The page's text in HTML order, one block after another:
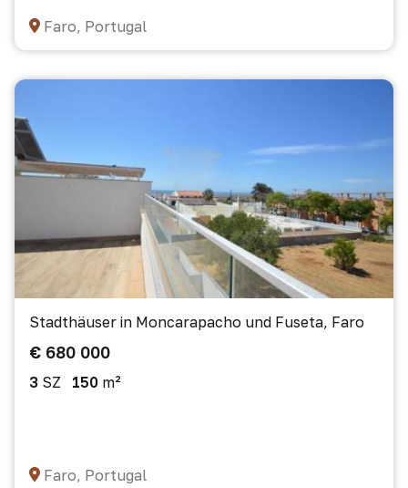
Faro, Portugal
Stadthäuser in Moncarapacho und Fuseta, Faro
€ 680 000
3 SZ 150 m²
Faro, Portugal